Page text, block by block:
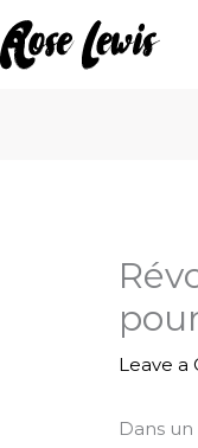
Skip
to
Leave a
Dans